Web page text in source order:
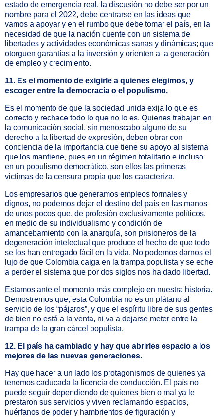
estado de emergencia real, la discusión no debe ser por un
nombre para el 2022, debe centrarse en las ideas que
vamos a apoyar y en el rumbo que debe tomar el país, en la
necesidad de que la nación cuente con un sistema de
libertades y actividades económicas sanas y dinámicas; que
otorguen garantías a la inversión y orienten a la generación
de empleo y crecimiento.
11. Es el momento de exigirle a quienes elegimos, y
escoger entre la democracia o el populismo.
Es el momento de que la sociedad unida exija lo que es
correcto y rechace todo lo que no lo es. Quienes trabajan en
la comunicación social, sin menoscabo alguno de su
derecho a la libertad de expresión, deben obrar con
conciencia de la importancia que tiene su apoyo al sistema
que los mantiene, pues en un régimen totalitario e incluso
en un populismo democrático, son ellos las primeras
victimas de la censura propia que los caracteriza.
Los empresarios que generamos empleos formales y
dignos, no podemos dejar el destino del país en las manos
de unos pocos que, de profesión exclusivamente políticos,
en medio de su individualismo y condición de
amancebamiento con la anarquía, son prisioneros de la
degeneración intelectual que produce el hecho de que todo
se los han entregado fácil en la vida. No podemos darnos el
lujo de que Colombia caiga en la trampa populista y se eche
a perder el sistema que por dos siglos nos ha dado libertad.
Estamos ante el momento más complejo en nuestra historia.
Demostremos que, esta Colombia no es un plátano al
servicio de los “pájaros”, y que el espíritu libre de sus gentes
de bien no está a la venta, ni va a dejarse meter entre la
trampa de la gran cárcel populista.
12. El país ha cambiado y hay que abrirles espacio a los
mejores de las nuevas generaciones.
Hay que hacer a un lado los protagonismos de quienes ya
tenemos caducada la licencia de conducción. El país no
puede seguir dependiendo de quienes bien o mal ya le
prestaron sus servicios y viven reclamando espacios,
huérfanos de poder y hambrientos de figuración y